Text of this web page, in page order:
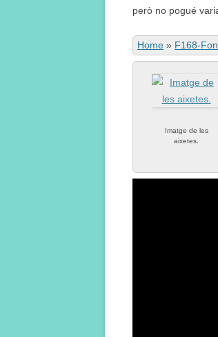
però no pogué
Home » F168-
Imatge de les
aixetes.